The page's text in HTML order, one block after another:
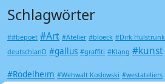
Schlagwörter
##bepoet #Art #Atelier #bloeck #Dirk Hülstrunk
deutschlanD #gallus #graffiti #Klang #kunst
#Rödelheim #Wehwalt Koslowski #westateliers